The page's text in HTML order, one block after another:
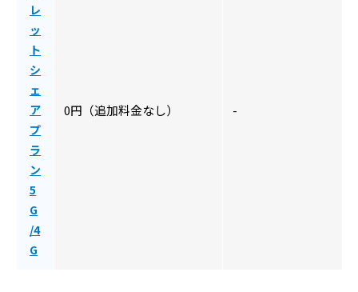
レ
ッ
ト
シ
ェ
ア
プ
ラ
ン
5
G
/4
G
0円（追加料金なし） -